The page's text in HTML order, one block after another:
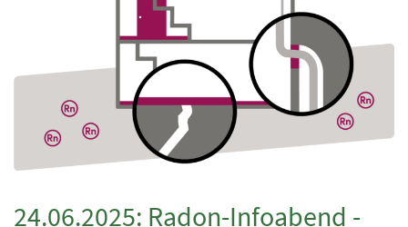
24.06.2025: Radon-Infoabend -